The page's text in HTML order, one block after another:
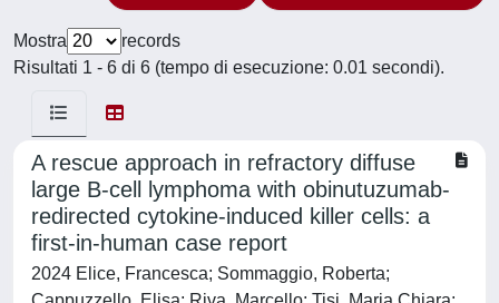
Mostra
records
Risultati 1 - 6 di 6 (tempo di esecuzione: 0.01 secondi).
A rescue approach in refractory diffuse
large B-cell lymphoma with obinutuzumab-
redirected cytokine-induced killer cells: a
first-in-human case report
2024 Elice, Francesca; Sommaggio, Roberta;